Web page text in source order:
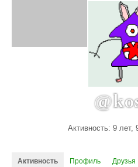
Активность: 9 лет,
Активность Профиль Друзья